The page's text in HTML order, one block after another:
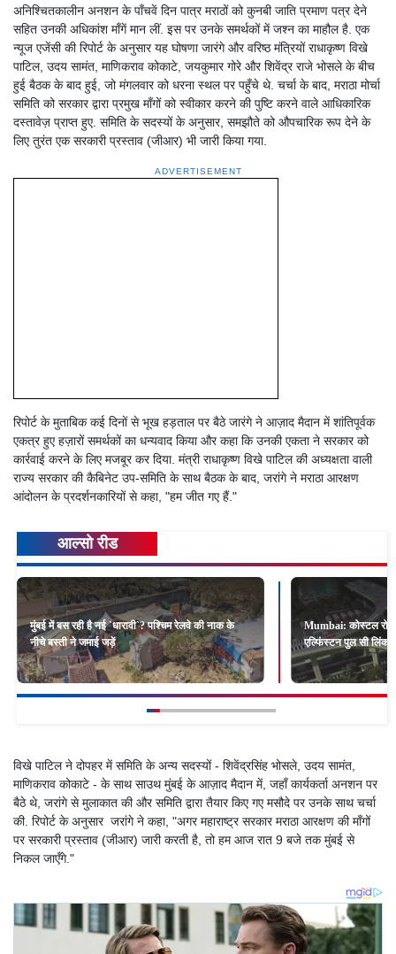
अनिश्चितकालीन अनशन के पाँचवें दिन पात्र मराठों को कुनबी जाति प्रमाण पत्र देने
सहित उनकी अधिकांश माँगें मान लीं. इस पर उनके समर्थकों में जश्न का माहौल है. एक
न्यूज एजेंसी की रिपोर्ट के अनुसार यह घोषणा जारंगे और वरिष्ठ मंत्रियों राधाकृष्ण विखे
पाटिल, उदय सामंत, माणिकराव कोकाटे, जयकुमार गोरे और शिवेंद्र राजे भोसले के बीच
हुई बैठक के बाद हुई, जो मंगलवार को धरना स्थल पर पहुँचे थे. चर्चा के बाद, मराठा मोर्चा
समिति को सरकार द्वारा प्रमुख माँगों को स्वीकार करने की पुष्टि करने वाले आधिकारिक
दस्तावेज़ प्राप्त हुए. समिति के सदस्यों के अनुसार, समझौते को औपचारिक रूप देने के
लिए तुरंत एक सरकारी प्रस्ताव (जीआर) भी जारी किया गया.
ADVERTISEMENT
रिपोर्ट के मुताबिक कई दिनों से भूख हड़ताल पर बैठे जारंगे ने आज़ाद मैदान में शांतिपूर्वक
एकत्र हुए हज़ारों समर्थकों का धन्यवाद किया और कहा कि उनकी एकता ने सरकार को
कार्रवाई करने के लिए मजबूर कर दिया. मंत्री राधाकृष्ण विखे पाटिल की अध्यक्षता वाली
राज्य सरकार की कैबिनेट उप-समिति के साथ बैठक के बाद, जरांगे ने मराठा आरक्षण
आंदोलन के प्रदर्शनकारियों से कहा, "हम जीत गए हैं."
आल्सो रीड
मुंबई में बस रही है नई `धारावी`? पश्चिम रेलवे की नाक के
नीचे बस्ती ने जमाई जड़ें
Mumbai: कोस्टल रोड
एल्फिंस्टन पुल सी लिंक
विखे पाटिल ने दोपहर में समिति के अन्य सदस्यों - शिवेंद्रसिंह भोसले, उदय सामंत,
माणिकराव कोकाटे - के साथ साउथ मुंबई के आज़ाद मैदान में, जहाँ कार्यकर्ता अनशन पर
बैठे थे, जरांगे से मुलाकात की और समिति द्वारा तैयार किए गए मसौदे पर उनके साथ चर्चा
की. रिपोर्ट के अनुसार जरांगे ने कहा, "अगर महाराष्ट्र सरकार मराठा आरक्षण की माँगों
पर सरकारी प्रस्ताव (जीआर) जारी करती है, तो हम आज रात 9 बजे तक मुंबई से
निकल जाएँगे."